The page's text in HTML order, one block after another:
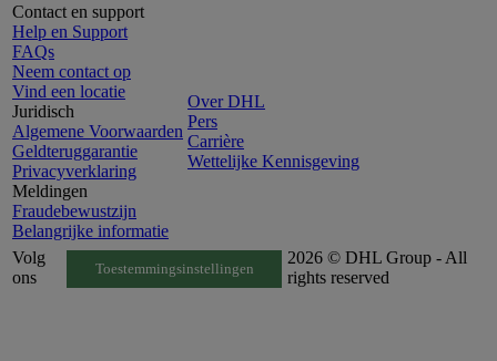
Contact en support
Help en Support
FAQs
Neem contact op
Vind een locatie
Juridisch
Algemene Voorwaarden
Geldteruggarantie
Privacyverklaring
Meldingen
Fraudebewustzijn
Belangrijke informatie
Over DHL
Pers
Carrière
Wettelijke Kennisgeving
Volg
ons
Toestemmingsinstellingen
2026 © DHL Group - All
rights reserved